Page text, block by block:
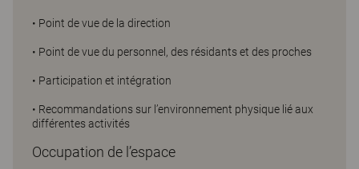
• Point de vue de la direction
• Point de vue du personnel, des résidants et des proches
• Participation et intégration
• Recommandations sur l’environnement physique lié aux
différentes activités
Occupation de l’espace